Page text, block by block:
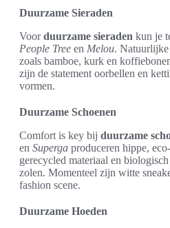
Duurzame Sieraden
Voorduurzame sieraden kun je
People Tree en Melou. Natuurlijke
zoals bamboe, kurk en
zijn de statement oorbellen en
vormen.
Duurzame Schoenen
Comfort is key bij duurzame
en Superga produceren hippe,
gerecycled materiaal en
zolen. Momenteel zijn witte
fashion scene.
Duurzame Hoeden